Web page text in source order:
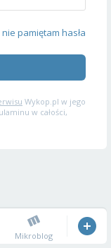
nie pamiętam hasła
Wykop.pl w jego
w całości,
Mikroblog